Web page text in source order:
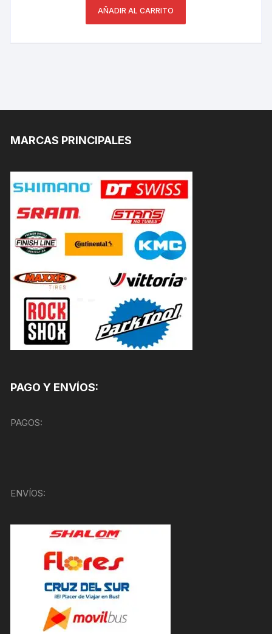
AÑADIR AL CARRITO
MARCAS PRINCIPALES
PAGO Y ENVÍOS:
PAGOS:
ENVÍOS: